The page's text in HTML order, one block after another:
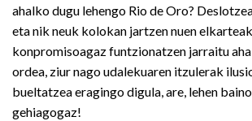
ahalko dugu lehengo Rio de Oro?
eta nik neuk kolokan jartzen nuen
konpromisoagaz funtzionatzen jarraitu
ordea, ziur nago udalekuaren itzulerak
bueltatzea eragingo digula, are, lehen
gehiagogaz!